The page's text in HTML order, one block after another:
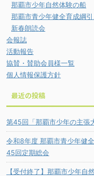
那覇市少年自然体験の船
那覇市青少年健全育成綱
新春朗読会
会報誌
活動報告
協賛・賛助会員様一覧
個人情報保護方針
最近の投稿
第45回「那覇市少年の主張
令和8年度 那覇市青少年健
45回定期総会
【受付終了】那覇市少年自